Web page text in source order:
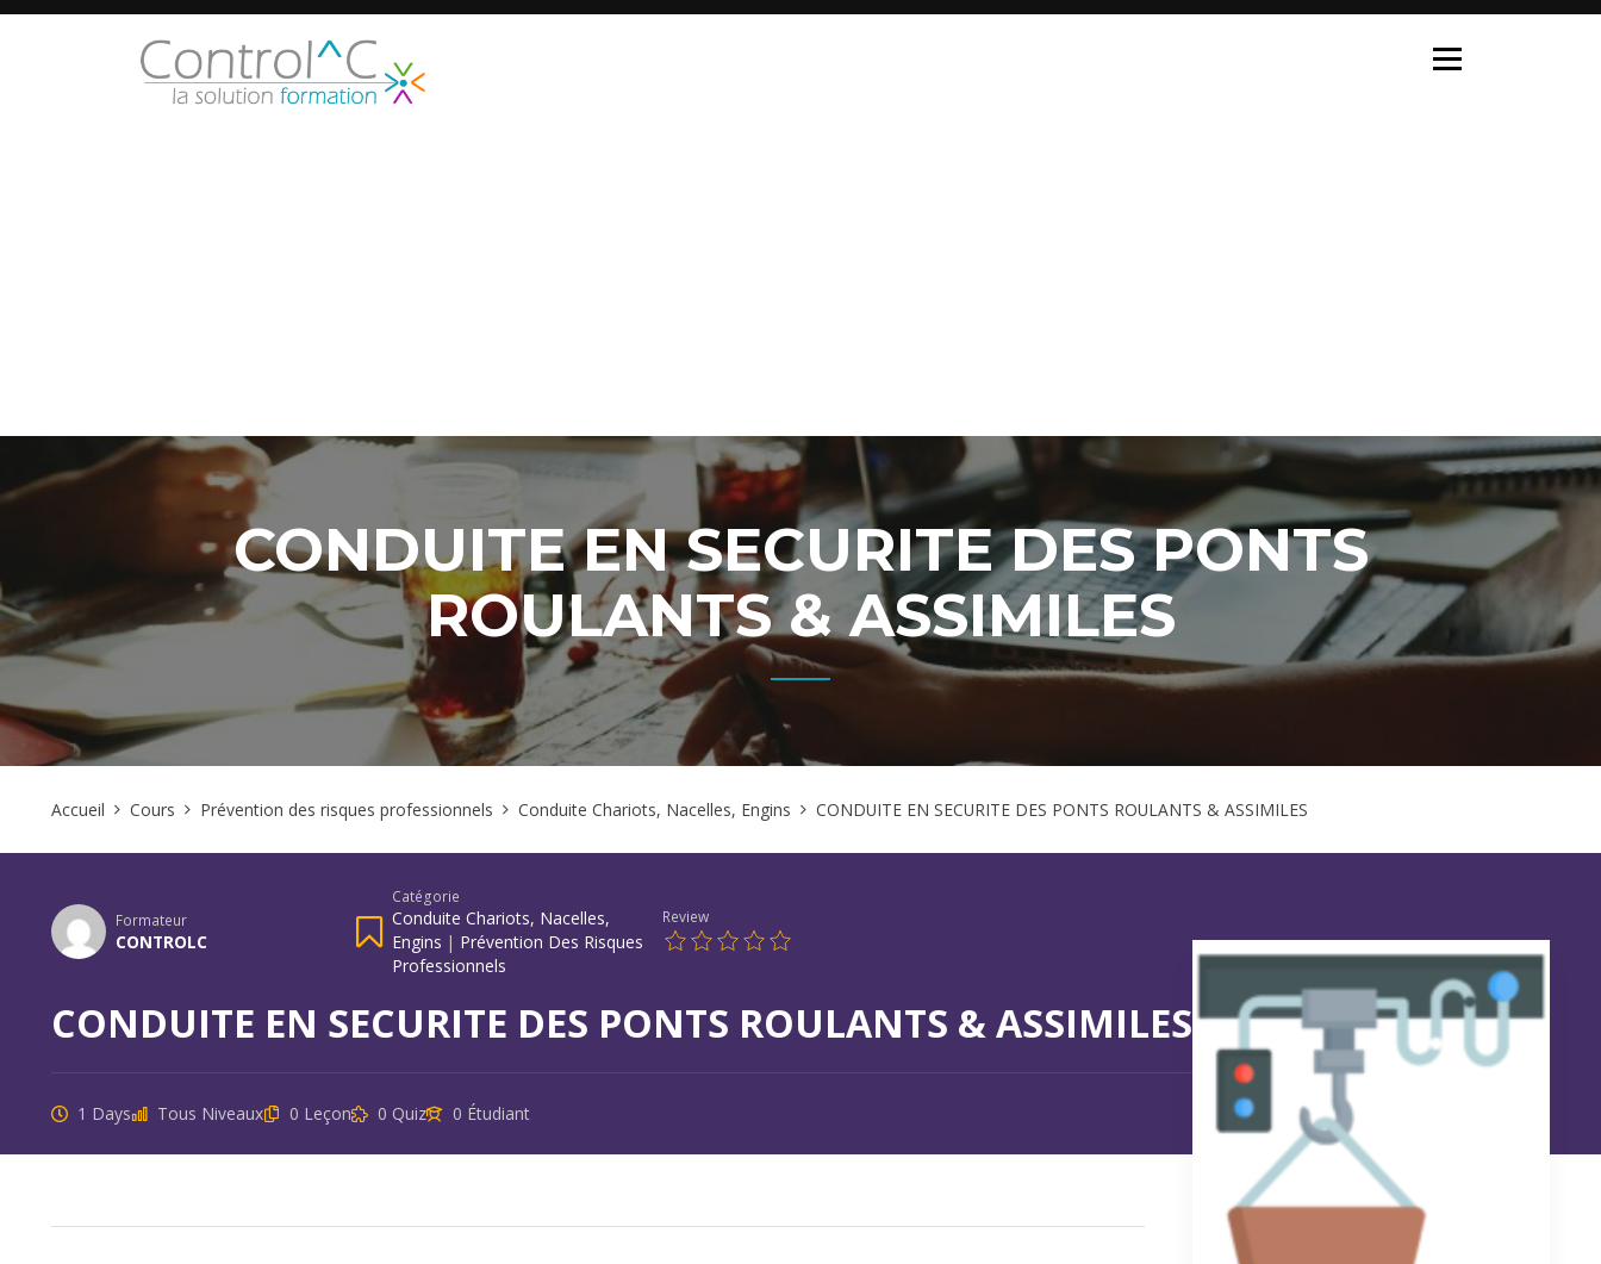
CONDUITE EN SECURITE DES PONTS
ROULANTS & ASSIMILES
Accueil Cours Prévention des risques professionnels Conduite Chariots, Nacelles, Engins CONDUITE EN SECURITE DES PONTS ROULANTS & ASSIMILES
Formateur
CONTROLC
Catégorie
Conduite Chariots, Nacelles,
Engins | Prévention Des Risques
Professionnels
Review
CONDUITE EN SECURITE DES PONTS ROULANTS & ASSIMILES
1 Days Tous Niveaux 0 Leçon 0 Quiz 0 Étudiant